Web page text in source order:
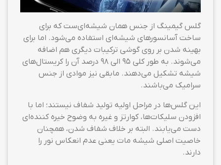
گلس گیمینگ از جنس همان شیشه‌ای‌ست که برای
ساخت آسانسورهای شیشه‌ای استفاده می‌شود. اما برای
بهینه شدن بر روی گوشی ترکیبات دیگری هم اضافه
می‌شوند. به طور کلی ۹۵ الی ۹۸ درصد آن را کریستال‌های
شیشه تشکیل می‌دهند. مابقی نیز موادی از جنس
سرامیک می‌باشند.
این گلس‌ها در مراحل اولیه تولید شفاف نیستند؛ اما با
افزودن سلیکات‌ها، کوارتز و غیره به وضوح خیره کننده‌ای
دست می‌یابند. البته بر خلاف شفاف شدن، همچنان
خاصیت اصلی شیشه مات یعنی عدم انعکاس نور را
دارند.